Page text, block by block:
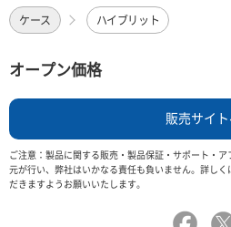
ケース ハイブリット
オープン価格
販売サイト
ご注意：製品に関する販売・製品保証・サポート・
元が行い、弊社はいかなる責任も負いません。詳し
だきますようお願いいたします。